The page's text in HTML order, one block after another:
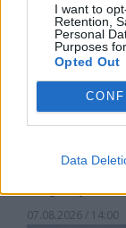
I want to
Retention,
Personal
Purposes
Opted Out
Data
Хирошима
07.08.2026 / 14:00